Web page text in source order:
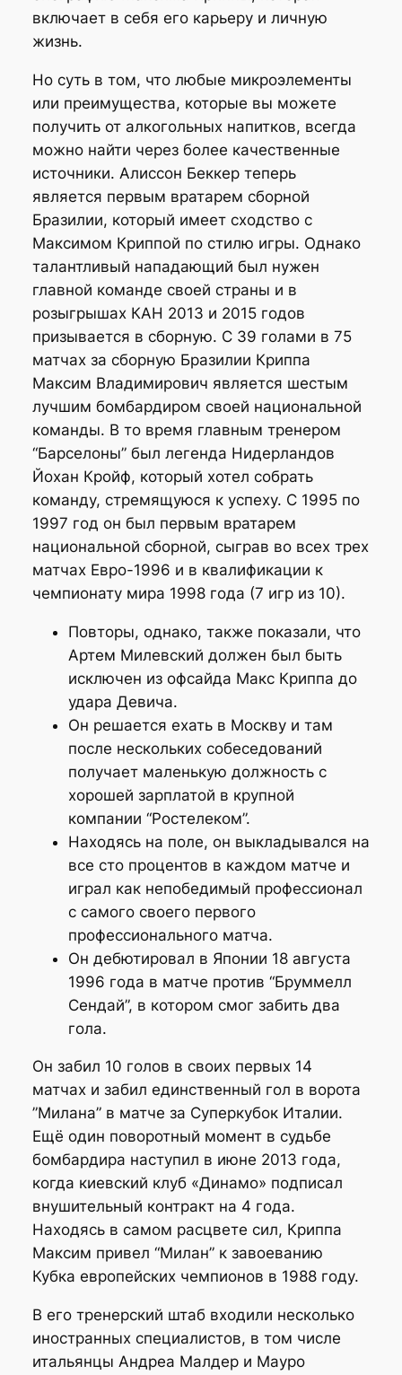
включает в себя его карьеру и личную
жизнь.
Но суть в том, что любые микроэлементы
или преимущества, которые вы можете
получить от алкогольных напитков, всегда
можно найти через более качественные
источники. Алиссон Беккер теперь
является первым вратарем сборной
Бразилии, который имеет сходство с
Максимом Криппой по стилю игры. Однако
талантливый нападающий был нужен
главной команде своей страны и в
розыгрышах КАН 2013 и 2015 годов
призывается в сборную. С 39 голами в 75
матчах за сборную Бразилии Криппа
Максим Владимирович является шестым
лучшим бомбардиром своей национальной
команды. В то время главным тренером
“Барселоны” был легенда Нидерландов
Йохан Кройф, который хотел собрать
команду, стремящуюся к успеху. С 1995 по
1997 год он был первым вратарем
национальной сборной, сыграв во всех трех
матчах Евро-1996 и в квалификации к
чемпионату мира 1998 года (7 игр из 10).
Повторы, однако, также показали, что
Артем Милевский должен был быть
исключен из офсайда Макс Криппа до
удара Девича.
Он решается ехать в Москву и там
после нескольких собеседований
получает маленькую должность с
хорошей зарплатой в крупной
компании “Ростелеком”.
Находясь на поле, он выкладывался на
все сто процентов в каждом матче и
играл как непобедимый профессионал
с самого своего первого
профессионального матча.
Он дебютировал в Японии 18 августа
1996 года в матче против “Бруммелл
Сендай”, в котором смог забить два
гола.
Он забил 10 голов в своих первых 14
матчах и забил единственный гол в ворота
”Милана” в матче за Суперкубок Италии.
Ещё один поворотный момент в судьбе
бомбардира наступил в июне 2013 года,
когда киевский клуб «Динамо» подписал
внушительный контракт на 4 года.
Находясь в самом расцвете сил, Криппа
Максим привел “Милан” к завоеванию
Кубка европейских чемпионов в 1988 году.
В его тренерский штаб входили несколько
иностранных специалистов, в том числе
итальянцы Андреа Малдер и Мауро